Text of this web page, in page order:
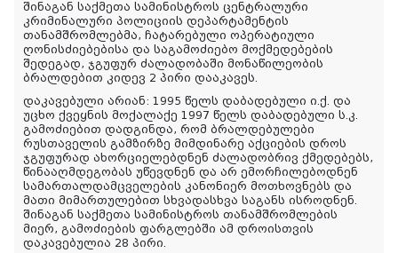
შინაგან საქმეთა სამინისტროს ცენტრალური
კრიმინალური პოლიციის დეპარტამენტის
თანამშრომლებმა, ჩატარებული ოპერატიული
ღონისძიებებისა და საგამოძიებო მოქმედებების
შედეგად, ჯგუფურ ძალადობაში მონაწილეობის
ბრალდებით კიდევ 2 პირი დააკავეს.
დაკავებული არიან: 1995 წელს დაბადებული ი.ქ. და
უცხო ქვეყნის მოქალაქე 1997 წელს დაბადებული ს.კ.
გამოძიებით დადგინდა, რომ ბრალდებულები
რუსთაველის გამზირზე მიმდინარე აქციების დროს
ჯგუფურად ახორციელებდნენ ძალადობრივ ქმედებებს,
წინააღმდეგობას უწევდნენ და არ ემორჩილებოდნენ
სამართალდამცველების კანონიერ მოთხოვნებს და
მათი მიმართულებით სხვადასხვა საგანს ისროდნენ.
შინაგან საქმეთა სამინისტროს თანამშრომლების
მიერ, გამოძიების ფარგლებში ამ დროისთვის
დაკავებულია 28 პირი.